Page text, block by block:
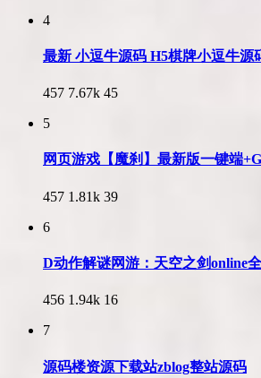
4
最新 小逗牛源码 H5棋牌小逗牛源
457 7.67k 45
5
网页游戏【魔刹】最新版一键端
457 1.81k 39
6
D动作解谜网游：天空之剑online
456 1.94k 16
7
源码楼资源下载站zblog整站源码